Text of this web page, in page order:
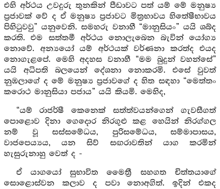
එහි අර්ථය උවදුරු තුනකින් පීඩාවට පත් යම් මේ මනුෂ්‍ය
ප්‍රජාවක් වේ ද ඒ මනුෂ්‍ය ප්‍රජාවට මිත්‍රභාවය හිතේෂීභාවය
පිහිටුවවු” යනුවෙනි. සමහරු වනාහී “මානුසියං” යයි ශබ්ද
කරති. එම සත්තමී අර්ථය නොලැබෙන බැවින් යෝග්‍ය
නොවේ. අන්‍යයෝ යම් අර්ථයක් වර්ණනා කරත්ද එයද
නොගැළපේ. මෙහි අදහස වනාහී “මම බුදුන් වහන්සේ”
යයි අධිපති බලයෙන් දේශනා නොකරමි. එසේ වුවත්
නුඹලාගේ ද මේ මනුෂ්‍ය ප්‍රජාවගේ ද හිත සඳහා “මෙත්තං
කරොථ මානුසියා පජාය” යයි කියමි. මෙහිද,
“යම් රාජර්ෂී කෙනෙක් සත්ත්වයන්ගෙන් ගැවසීගත්
පොළොව දිනා ගෙදොර නිරගුළු කළ හෙයින් නිරග්ගල
නම් වූ සස්සමේධය, පුරිසමේධය, සම්මාපාසය,
වාජපෙය්‍යය, යන සිව් සඟරාවතින් යාග කරමින්
හැසුරුනාහු වෙත් ද -
ඒ යාගයෝ සුභාවිත මෛත්‍රී සහගත චිත්තයාගේ
සොළොස්වන කලාව ද පවා නොඅගිත්. ඉදින් එකද